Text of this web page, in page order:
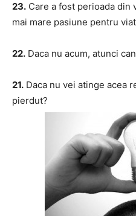
23. Care a fost perioada din
mai mare pasiune pentru
22. Daca nu acum, atunci
21. Daca nu vei atinge acea
pierdut?